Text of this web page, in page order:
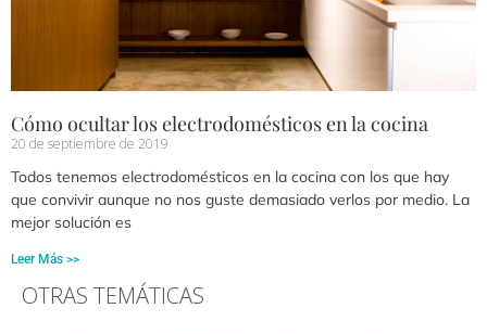
Cómo ocultar los electrodomésticos en la cocina
20 de septiembre de 2019
Todos tenemos electrodomésticos en la cocina con los que hay
que convivir aunque no nos guste demasiado verlos por medio. La
mejor solución es
Leer Más >>
OTRAS TEMÁTICAS